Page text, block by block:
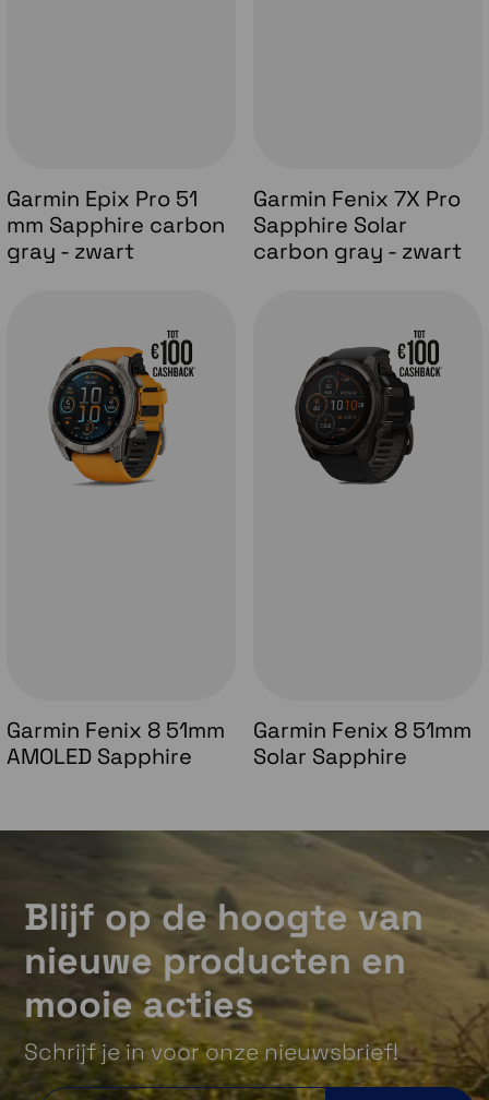
Garmin Epix Pro 51
mm Sapphire carbon
gray - zwart
Garmin Fenix 7X Pro
Sapphire Solar
carbon gray - zwart
Garmin Fenix 8 51mm
AMOLED Sapphire
Garmin Fenix 8 51mm
Solar Sapphire
Blijf op de hoogte van
nieuwe producten en
mooie acties
Schrijf je in voor onze nieuwsbrief!